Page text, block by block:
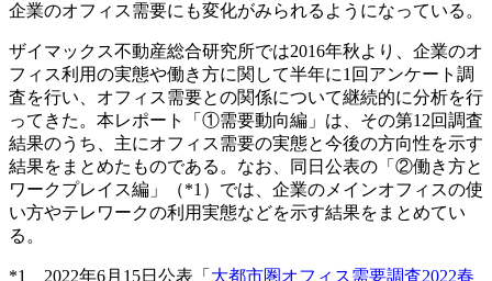
企業のオフィス需要にも変化がみられるようになっている。
ザイマックス不動産総合研究所では2016年秋より、企業のオ
フィス利用の実態や働き方に関して半年に1回アンケート調
査を行い、オフィス需要との関係について継続的に分析を行
ってきた。本レポート「①需要動向編」は、その第12回調査
結果のうち、主にオフィス需要の実態と今後の方向性を示す
結果をまとめたものである。なお、同日公表の「②働き方と
ワークプレイス編」（*1）では、企業のメインオフィスの使
い方やテレワークの利用実態などを示す結果をまとめてい
る。
*1 2022年6月15日公表「 大都市圏オフィス需要調査2022春